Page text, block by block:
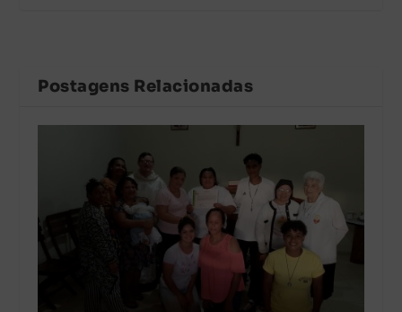
Postagens Relacionadas